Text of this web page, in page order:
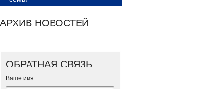
АРХИВ НОВОСТЕЙ
ОБРАТНАЯ СВЯЗЬ
Ваше имя